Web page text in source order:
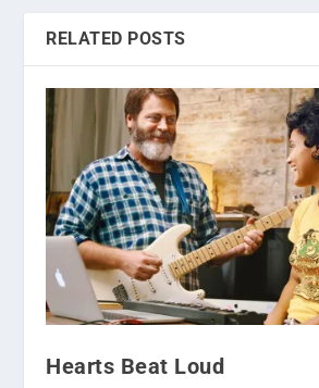
RELATED POSTS
Hearts Beat Loud